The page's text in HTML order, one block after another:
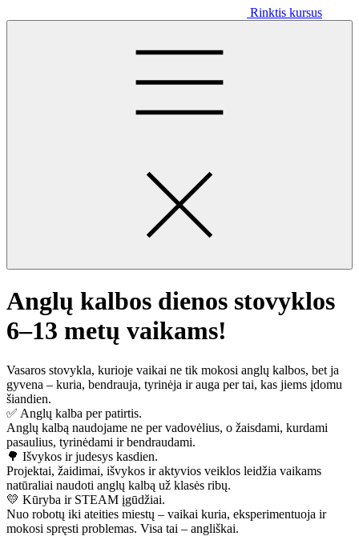
Rinktis kursus
Anglų kalbos dienos stovyklos
6–13 metų vaikams!
Vasaros stovykla, kurioje vaikai ne tik mokosi anglų kalbos, bet ja
gyvena – kuria, bendrauja, tyrinėja ir auga per tai, kas jiems įdomu
šiandien.
✅ Anglų kalba per patirtis.
Anglų kalbą naudojame ne per vadovėlius, o žaisdami, kurdami
pasaulius, tyrinėdami ir bendraudami.
🌳 Išvykos ir judesys kasdien.
Projektai, žaidimai, išvykos ir aktyvios veiklos leidžia vaikams
natūraliai naudoti anglų kalbą už klasės ribų.
💛 Kūryba ir STEAM įgūdžiai.
Nuo robotų iki ateities miestų – vaikai kuria, eksperimentuoja ir
mokosi spręsti problemas. Visa tai – angliškai.